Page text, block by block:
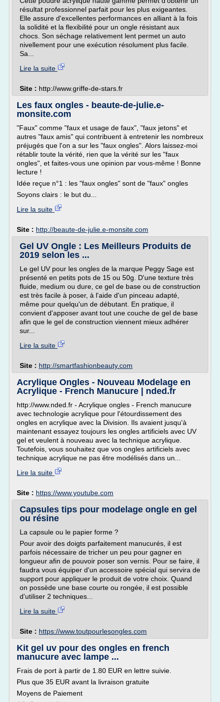
résultat professionnel parfait pour les plus exigeantes.
Elle assure d'excellentes performances en alliant à la fois
la solidité et la flexibilité pour un ongle résistant aux
chocs. Son séchage relativement lent permet un auto
nivellement pour une exécution résolument plus facile.
Sa...
Lire la suite
Site : http://www.griffe-de-stars.fr
Les faux ongles - beaute-de-julie.e-
monsite.com
"Faux" comme "faux et usage de faux", "faux jetons" et
autres "faux amis" qui contribuent à entretenir les nombreux
préjugés que l'on a sur les "faux ongles". Alors laissez-moi
rétablir toute la vérité, rien que la vérité sur les "faux
ongles", et faites-vous une opinion par vous-même ! Bonne
lecture !
Idée reçue n°1 : les "faux ongles" sont de "faux" ongles
Soyons clairs : le but du...
Lire la suite
Site : http://beaute-de-julie.e-monsite.com
Gel UV Ongle : Les Meilleurs Produits de
2019 selon les ...
Le gel UV pour les ongles de la marque Peggy Sage est
présenté en petits pots de 15 ou 50g. D'une texture très
fluide, medium ou dure, ce gel de base ou de construction
est très facile à poser, à l'aide d'un pinceau adapté,
même pour quelqu'un de débutant. En pratique, il
convient d'apposer avant tout une couche de gel de base
afin que le gel de construction viennent mieux adhérer
sur...
Lire la suite
Site : http://smartfashionbeauty.com
Acrylique Ongles - Nouveau Modelage en
Acrylique - French Manucure | nded.fr
http://www.nded.fr - Acrylique ongles - French manucure
avec technologie acrylique pour l'étourdissement des
ongles en acrylique avec la Division. Ils avaient jusqu'à
maintenant essayez toujours les ongles artificiels avec UV
gel et veulent à nouveau avec la technique acrylique.
Toutefois, vous souhaitez que vos ongles artificiels avec
technique acrylique ne pas être modélisés dans un...
Lire la suite
Site : https://www.youtube.com
Capsules tips pour modelage ongle en gel
ou résine
La capsule ou le papier forme ?
Pour avoir des doigts parfaitement manucurés, il est
parfois nécessaire de tricher un peu pour gagner en
longueur afin de pouvoir poser son vernis. Pour se faire, il
faudra vous équiper d'un accessoire spécial qui servira de
support pour appliquer le produit de votre choix. Quand
on possède une base courte ou rongée, il est possible
d'utiliser 2 techniques...
Lire la suite
Site : https://www.toutpourlesongles.com
Kit gel uv pour des ongles en french
manucure avec lampe ...
Frais de port à partir de 1.80 EUR en lettre suivie.
Plus que 35 EUR avant la livraison gratuite
Moyens de Paiement